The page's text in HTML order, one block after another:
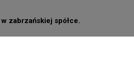
zabrzańskiej spółce.
są o kontakt z komendą
112.